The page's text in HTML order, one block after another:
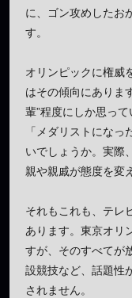
に、ゴン攻めしたお
す。
オリンピックに権威
はその傾向にありま
輩”程度にしか思っ
「メダリストにな
いでしょうか。実際
親や親戚が態度を変
それもこれも、テレ
あります。東京オリ
すが、そのすべてが
設競技など、話題性
されません。